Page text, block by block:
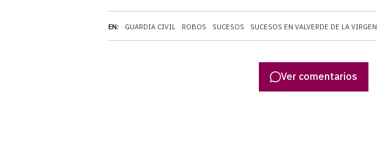
EN: GUARDIA CIVIL ROBOS SUCESOS SUCESOS EN VALVERDE DE LA VIRGEN
Ver comentarios